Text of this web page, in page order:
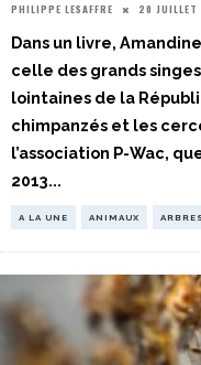
PHILIPPE LESAFFRE 20
Dans un livre,
celle des grands
lointaines de la
chimpanzés et les
l’association P-Wac,
2013...
A LA UNE ANIMAUX